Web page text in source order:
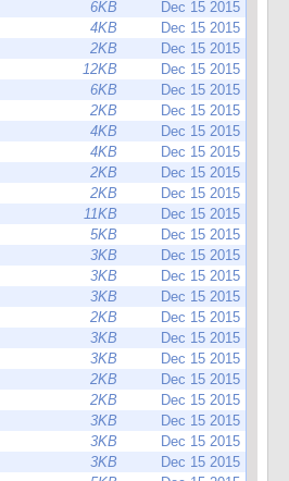
6KB
Dec 15 2015
4KB
Dec 15 2015
2KB
Dec 15 2015
12KB
Dec 15 2015
6KB
Dec 15 2015
2KB
Dec 15 2015
4KB
Dec 15 2015
4KB
Dec 15 2015
2KB
Dec 15 2015
2KB
Dec 15 2015
11KB
Dec 15 2015
5KB
Dec 15 2015
3KB
Dec 15 2015
3KB
Dec 15 2015
3KB
Dec 15 2015
2KB
Dec 15 2015
3KB
Dec 15 2015
3KB
Dec 15 2015
2KB
Dec 15 2015
2KB
Dec 15 2015
3KB
Dec 15 2015
3KB
Dec 15 2015
3KB
Dec 15 2015